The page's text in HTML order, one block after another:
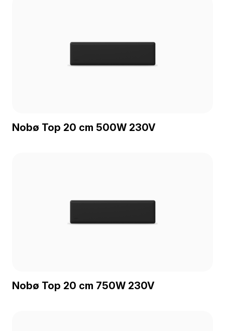
Nobø Top 20 cm 500W 230V
Nobø Top 20 cm 750W 230V